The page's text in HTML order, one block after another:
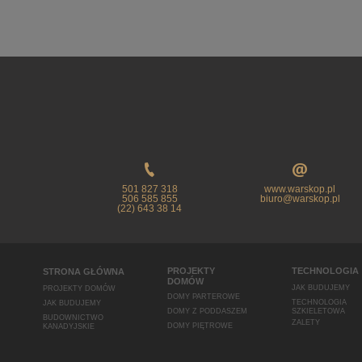
501 827 318
506 585 855
(22) 643 38 14
www.warskop.pl
biuro@warskop.pl
STRONA GŁÓWNA
PROJEKTY DOMÓW
JAK BUDUJEMY
BUDOWNICTWO
KANADYJSKIE
PROJEKTY
DOMÓW
DOMY PARTEROWE
DOMY Z PODDASZEM
DOMY PIĘTROWE
TECHNOLOGIA
JAK BUDUJEMY
TECHNOLOGIA
SZKIELETOWA
ZALETY